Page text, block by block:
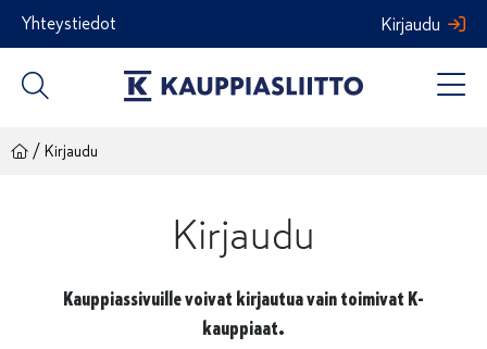
Siirry
sisältöön
Yhteystiedot Kirjaudu
/ Kirjaudu
Kirjaudu
Kauppiassivuille voivat kirjautua vain toimivat K-
kauppiaat.